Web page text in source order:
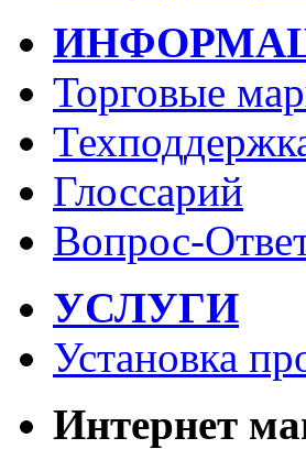
Торговые
Глоссарий
Вопрос-
УСЛУГИ
Установка
Интернет